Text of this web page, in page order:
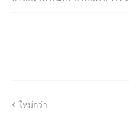
ใหม่กว่า